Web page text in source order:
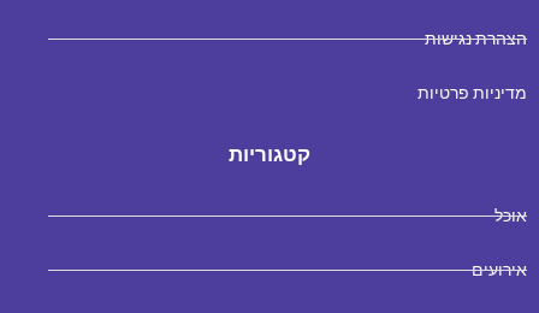
הצהרת נגישות
מדיניות פרטיות
קטגוריות
אוכל
אירועים